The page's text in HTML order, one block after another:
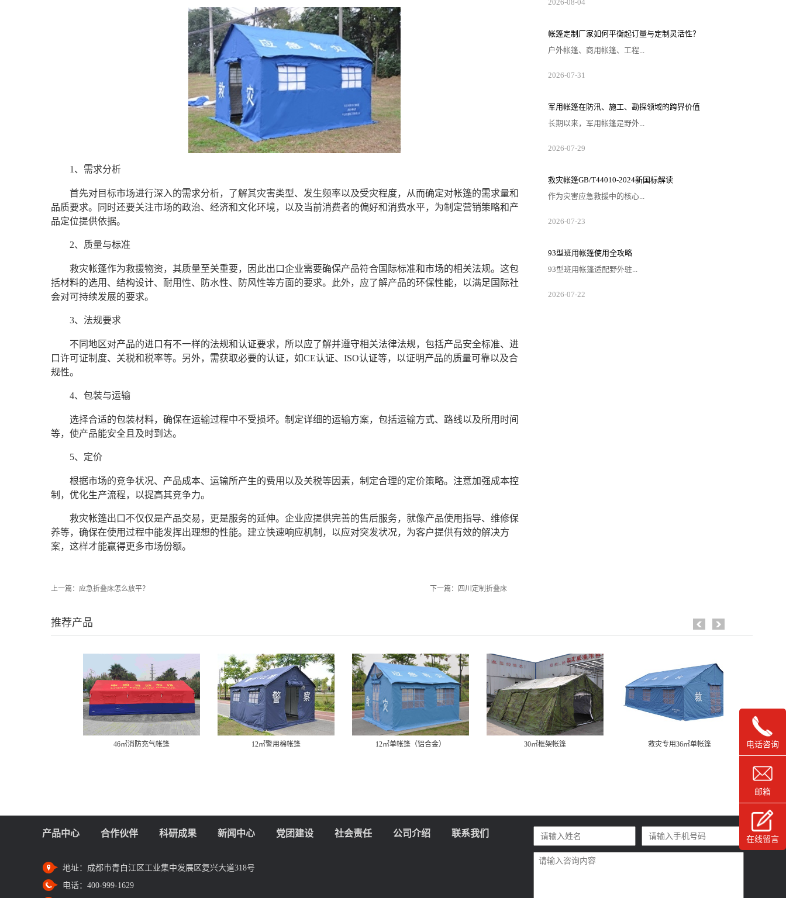
1、需求分析
首先对目标市场进行深入的需求分析，了解其灾害类型、发生频率以及受灾程度，从而确定对帐篷的需求量和
品质要求。同时还要关注市场的政治、经济和文化环境，以及当前消费者的偏好和消费水平，为制定营销策略和产
品定位提供依据。
2、质量与标准
救灾帐篷作为救援物资，其质量至关重要，因此出口企业需要确保产品符合国际标准和市场的相关法规。这包
括材料的选用、结构设计、耐用性、防水性、防风性等方面的要求。此外，应了解产品的环保性能，以满足国际社
会对可持续发展的要求。
3、法规要求
不同地区对产品的进口有不一样的法规和认证要求，所以应了解并遵守相关法律法规，包括产品安全标准、进
口许可证制度、关税和税率等。另外，需获取必要的认证，如CE认证、ISO认证等，以证明产品的质量可靠以及合
规性。
4、包装与运输
选择合适的包装材料，确保在运输过程中不受损坏。制定详细的运输方案，包括运输方式、路线以及所用时间
等，使产品能安全且及时到达。
5、定价
根据市场的竞争状况、产品成本、运输所产生的费用以及关税等因素，制定合理的定价策略。注意加强成本控
制，优化生产流程，以提高其竞争力。
救灾帐篷出口不仅仅是产品交易，更是服务的延伸。企业应提供完善的售后服务，就像产品使用指导、维修保
养等，确保在使用过程中能发挥出理想的性能。建立快速响应机制，以应对突发状况，为客户提供有效的解决方
案，这样才能赢得更多市场份额。‍
上一篇： 应急折叠床怎么放平？ 下一篇： 四川定制折叠床
2026-08-04
帐篷定制厂家如何平衡起订量与定制灵活性？
户外帐篷、商用帐篷、工程...
2026-07-31
军用帐篷在防汛、施工、勘探领域的跨界价值
长期以来，军用帐篷是野外...
2026-07-29
救灾帐篷GB/T44010-2024新国标解读
作为灾害应急救援中的核心...
2026-07-23
93型班用帐篷使用全攻略
93型班用帐篷适配野外驻...
2026-07-22
推荐产品
46㎡消防充气帐篷 12㎡警用棉帐篷 12㎡单帐篷（铝合金） 30㎡框架帐篷 救灾专用36㎡单帐篷
产品中心 合作伙伴 科研成果 新闻中心 党团建设 社会责任 公司介绍 联系我们
地址： 成都市青白江区工业集中发展区复兴大道318号
电话： 400-999-1629
电话咨询
邮箱
在线留言